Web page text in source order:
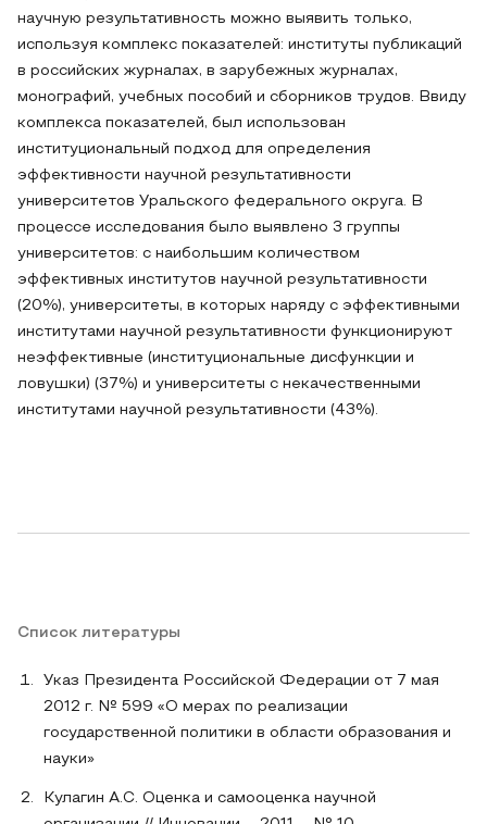
научную результативность можно выявить только,
используя комплекс показателей: институты публикаций
в российских журналах, в зарубежных журналах,
монографий, учебных пособий и сборников трудов. Ввиду
комплекса показателей, был использован
институциональный подход для определения
эффективности научной результативности
университетов Уральского федерального округа. В
процессе исследования было выявлено 3 группы
университетов: с наибольшим количеством
эффективных институтов научной результативности
(20%), университеты, в которых наряду с эффективными
институтами научной результативности функционируют
неэффективные (институциональные дисфункции и
ловушки) (37%) и университеты с некачественными
институтами научной результативности (43%).
Список литературы
Указ Президента Российской Федерации от 7 мая
2012 г. № 599 «О мерах по реализации
государственной политики в области образования и
науки»
Кулагин А.С. Оценка и самооценка научной